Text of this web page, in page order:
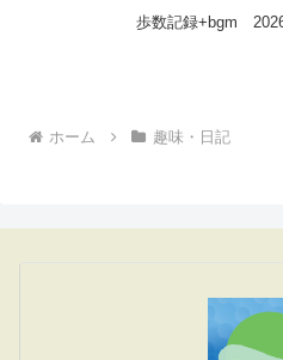
歩数記録+bgm
ホーム 趣味・日記